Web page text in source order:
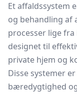
Et affaldssystem
og behandling af
processer lige
designet til
private hjem og
Disse systemer
bæredygtighed